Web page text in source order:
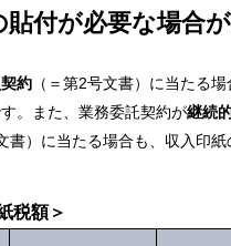
貼付が必要な場合
約 （＝第2号文書）に当たる場
。また、業務委託契約が継続
書）に当たる場合も、収入印
税額＞